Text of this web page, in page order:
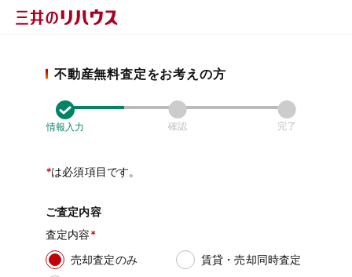
不動産無料査定をお考えの方
情報入力 確認 完了
*は必須項目です。
ご査定内容
査定内容
売却査定のみ
賃貸・売却同時査定